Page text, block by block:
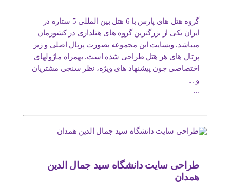
گروه هتل های پارس با 6 هتل بین المللی 5 ستاره در
ایران یکی از بزرگترین گروه های هتلداری در کشورمان
میباشد. وبسایت این مجموعه بصورت پرتال اصلی و زیر
پرتال های هر هتل طراحی شده است. بهمراه ماژولهای
اختصاصی چون پیشنهاد های ویژه، نظر سنجی مشتریان
و ...
...
طراحی سایت دانشگاه سید جمال الدین
همدان